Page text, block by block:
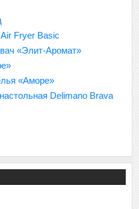
Fryer Basic
«Элит-Аромат»
«Аморе»
Delimano Brava